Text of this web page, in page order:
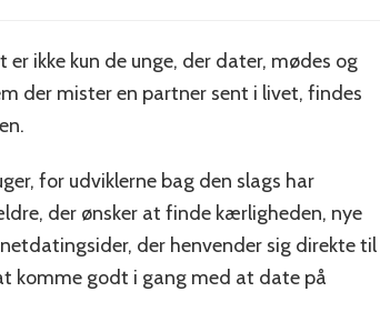
også ikke kun de unge, der dater, mødes og
der mister en partner sent i livet, findes
for udviklerne bag den slags har
der ønsker at finde kærligheden, nye
der henvender sig direkte til
komme godt i gang med at date på